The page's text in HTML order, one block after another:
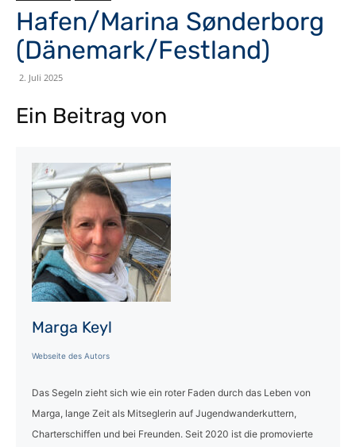
Hafen/Marina Sønderborg
(Dänemark/Festland)
2. Juli 2025
Ein Beitrag von
Marga Keyl
Webseite des Autors
Das Segeln zieht sich wie ein roter Faden durch das Leben von
Marga, lange Zeit als Mitseglerin auf Jugendwanderkuttern,
Charterschiffen und bei Freunden. Seit 2020 ist die promovierte